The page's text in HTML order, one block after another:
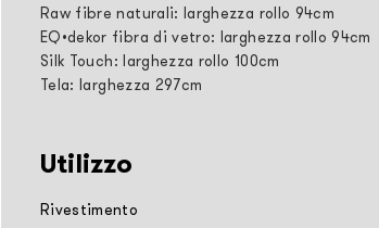
Raw fibre naturali: larghezza rollo 94cm
EQ•dekor fibra di vetro: larghezza rollo 94cm
Silk Touch: larghezza rollo 100cm
Tela: larghezza 297cm
Utilizzo
Rivestimento